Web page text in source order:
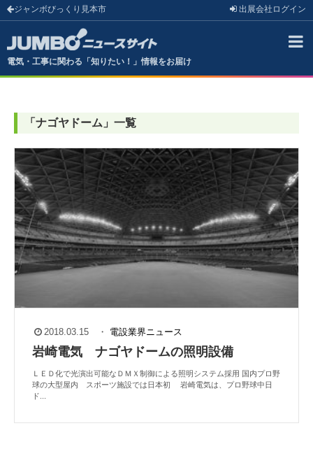
ジャンボびっくり見本市 出展会社 ログイン
電気・工事に関わる「知りたい！」情報をお届け
「 ナゴヤドーム 」 一覧
2018.03.15 ・ 電設業界ニュース
岩崎電気 ナゴヤドームの照明設備
ＬＥＤ化で光演出可能なＤＭＸ制御による照明システム採用 国内プロ野
球の大型屋内 スポーツ施設では日本初 岩崎電気は、プロ野球中日
ド...